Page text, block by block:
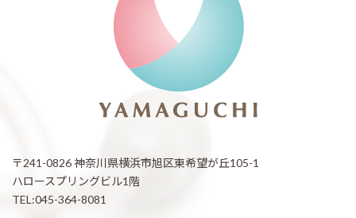
〒241-0826 神奈川県横浜市旭区東希望が丘105-1
ハロースプリングビル1階
TEL:045-364-8081